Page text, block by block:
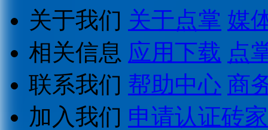
关于我们 关于点掌 媒
相关信息 应用下载 点
联系我们 帮助中心 商
加入我们 申请认证砖家